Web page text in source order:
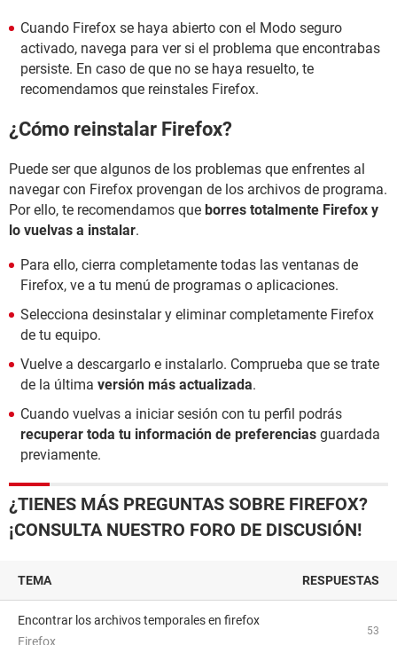
Cuando Firefox se haya abierto con el Modo seguro
activado, navega para ver si el problema que encontrabas
persiste. En caso de que no se haya resuelto, te
recomendamos que reinstales Firefox.
¿Cómo reinstalar Firefox?
Puede ser que algunos de los problemas que enfrentes al
navegar con Firefox provengan de los archivos de programa.
Por ello, te recomendamos que borres totalmente Firefox y
lo vuelvas a instalar.
Para ello, cierra completamente todas las ventanas de
Firefox, ve a tu menú de programas o aplicaciones.
Selecciona desinstalar y eliminar completamente Firefox
de tu equipo.
Vuelve a descargarlo e instalarlo. Comprueba que se trate
de la última versión más actualizada.
Cuando vuelvas a iniciar sesión con tu perfil podrás
recuperar toda tu información de preferencias guardada
previamente.
¿TIENES MÁS PREGUNTAS SOBRE FIREFOX?
¡CONSULTA NUESTRO FORO DE DISCUSIÓN!
TEMA RESPUESTAS
encontrar los archivos temporales en firefox
Firefox
53